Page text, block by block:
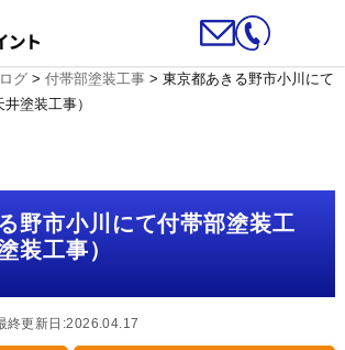
グ> 付帯部塗装工事> 東京都あきる野市小川にて
塗装工事）
野市小川にて付帯部塗装工
装工事）
更新日:2026.04.17